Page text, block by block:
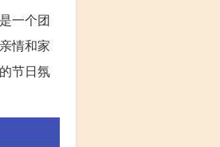
一个团
情和家
节日氛